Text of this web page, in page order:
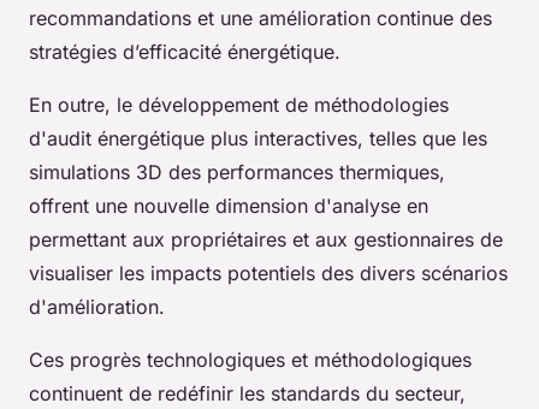
recommandations et une amélioration continue des
stratégies d’efficacité énergétique.
En outre, le développement de méthodologies
d'audit énergétique plus interactives, telles que les
simulations 3D des performances thermiques,
offrent une nouvelle dimension d'analyse en
permettant aux propriétaires et aux gestionnaires de
visualiser les impacts potentiels des divers scénarios
d'amélioration.
Ces progrès technologiques et méthodologiques
continuent de redéfinir les standards du secteur,